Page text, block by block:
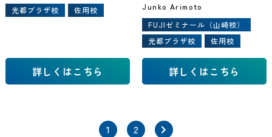
光都プラザ校
佐用校
詳しくはこちら
Junko Arimoto
FUJIゼミナール（山崎校）
光都プラザ校
佐用校
詳しくはこちら
1 2